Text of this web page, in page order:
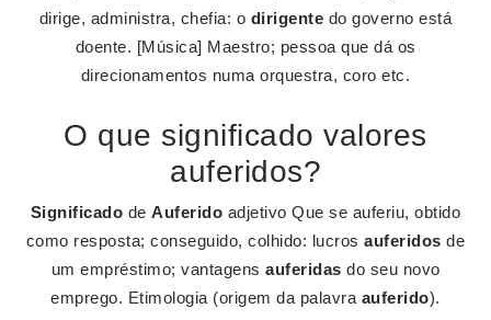
dirige, administra, chefia: o dirigente do governo está
doente. [Música] Maestro; pessoa que dá os
direcionamentos numa orquestra, coro etc.
O que significado valores
auferidos?
Significado deAuferido adjetivo Que se auferiu, obtido
como resposta; conseguido, colhido: lucrosauferidos de
um empréstimo; vantagens auferidas do seu novo
emprego. Etimologia (origem da palavra auferido).